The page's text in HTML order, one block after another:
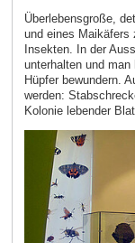
Überlebensgroße,
und eines Maikäfers
Insekten. In der
unterhalten und
Hüpfer bewundern.
werden:
Kolonie lebender